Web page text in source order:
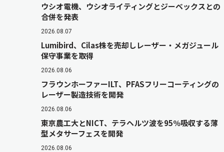
ウシオ電機、ウシオライティングとジーベックスとの
合併を発表
2026.08.07
Lumibird、Cilas株を売却しレーザー・メガジュール
保守事業を取得
2026.08.06
フラウンホーファーILT、PFASフリーコーティングの
レーザー製造技術を開発
2026.08.06
東京農工大とNICT、テラヘルツ波を95％吸収する薄
型メタサーフェスを開発
2026.08.06